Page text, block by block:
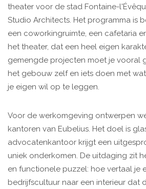
theater voor de stad Fontaine-
Studio Architects. Het programma is
een coworkingruimte, een cafetaria
het theater, dat een heel eigen
gemengde projecten moet je vooral
het gebouw zelf en iets doen met
je eigen wil op te leggen.
Voor de werkomgeving ontwerpen
kantoren van Eubelius. Het doel is
advocatenkantoor krijgt een
uniek onderkomen. De uitdaging zit
en functionele puzzel: hoe vertaal je
bedrijfscultuur naar een interieur dat